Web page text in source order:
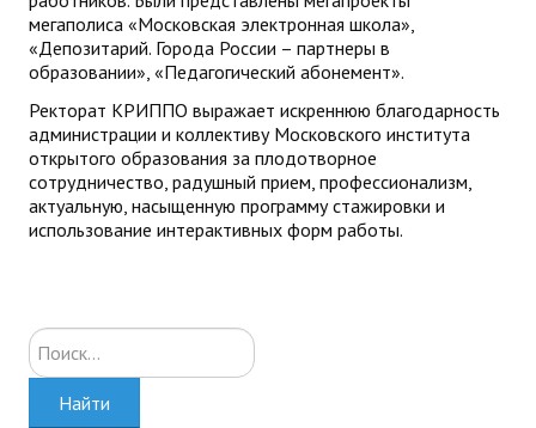
мегаполиса «Московская электронная школа»,
«Депозитарий. Города России – партнеры в
образовании», «Педагогический абонемент».
Ректорат КРИППО выражает искреннюю благодарность
администрации и коллективу Московского института
открытого образования за плодотворное
сотрудничество, радушный прием, профессионализм,
актуальную, насыщенную программу стажировки и
использование интерактивных форм работы.
Искать...
Найти